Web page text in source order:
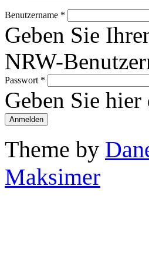
Benutzername *
Geben Sie
NRW-
Passwort *
Geben Sie hier
Theme by
Maksimer